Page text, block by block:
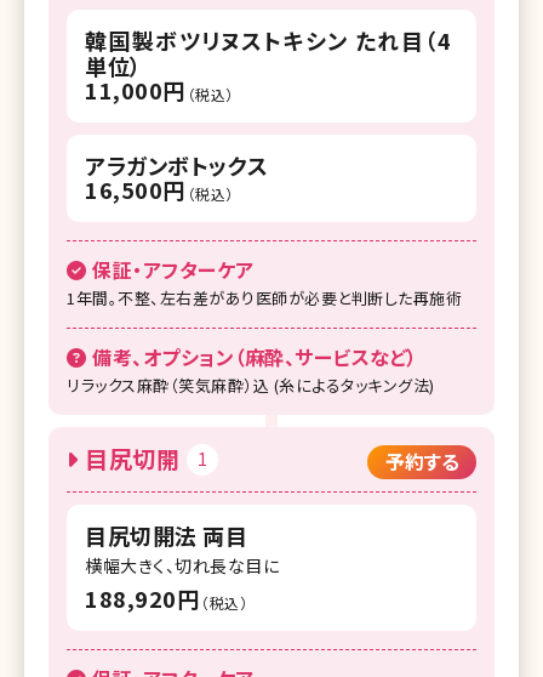
湘南美容クリニック 流山おおたかの森院
湘南美容クリニック 宇都宮院
湘南美容クリニック 名古屋駅本院
湘南美容クリニック 浜松院
湘南美容クリニック 富山院
湘南美容クリニック 広島院
湘南美容クリニック 高松院
湘南美容クリニック 高知院
湘南美容クリニック 京都駅ビル院
湘南美容クリニック 大阪梅田本院
湘南美容クリニック 大阪あべの院
韓国製ボツリヌストキシン たれ目（4
単位）
11,000円 （税込）
アラガンボトックス
16,500円 （税込）
保証・アフターケア
1年間。不整、左右差があり医師が必要と判断した再施術
備考、オプション（麻酔、サービスなど）
リラックス麻酔（笑気麻酔）込 (糸によるタッキング法)
目尻切開 1 予約する
目尻切開法 両目
横幅大きく、切れ長な目に
188,920円 （税込）